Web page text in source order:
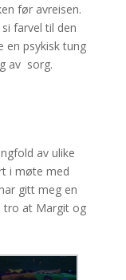
før avreisen.
farvel til den
en psykisk tung
av sorg.
av ulike
i møte med
gitt meg en
tro at Margit og